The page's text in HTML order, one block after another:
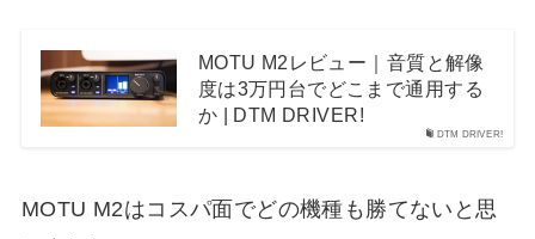
DTM DRIVER!
MOTU M2レビュー｜音質と解像
度は3万円台でどこまで通用する
か | DTM DRIVER!
MOTU M2はコスパ面でどの機種も勝てないと思